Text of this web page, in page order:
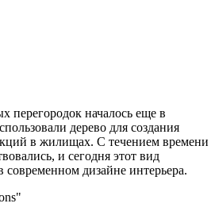
перегородок началось еще в
дерево для создания
в жилищах. С течением времени
и сегодня этот вид
современном дизайне интерьера.